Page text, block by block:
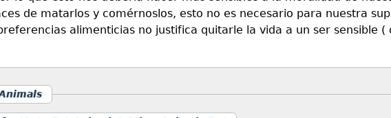
de matarlos y comérnoslos, esto no es necesario para nuestra
alimenticias no justifica quitarle la vida a un ser sensible